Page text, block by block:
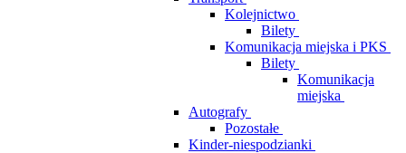
Kolejnictwo
Bilety
Komunikacja miejska i PKS
Bilety
Komunikacja
miejska
Autografy
Pozostałe
Kinder-niespodzianki